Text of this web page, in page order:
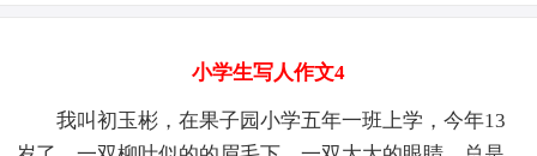
小学生写人作文4
我叫初玉彬，在果子园小学五年一班上学，今年13